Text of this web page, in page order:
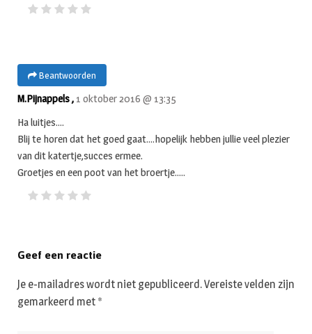
Beantwoorden
M.Pijnappels , 1 oktober 2016 @ 13:35
Ha luitjes….
Blij te horen dat het goed gaat….hopelijk hebben jullie veel plezier
van dit katertje,succes ermee.
Groetjes en een poot van het broertje…..
Geef een reactie
Je e-mailadres wordt niet gepubliceerd.Vereiste velden zijn
gemarkeerd met *